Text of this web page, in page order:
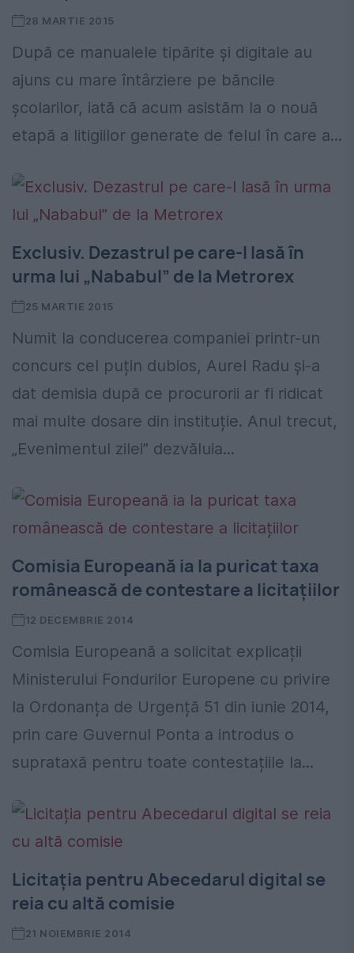
28 MARTIE 2015
După ce manualele tipărite și digitale au
ajuns cu mare întârziere pe băncile
școlarilor, iată că acum asistăm la o nouă
etapă a litigiilor generate de felul în care a...
Exclusiv. Dezastrul pe care-l lasă în
urma lui „Nababul” de la Metrorex
25 MARTIE 2015
Numit la conducerea companiei printr-un
concurs cel puțin dubios, Aurel Radu și-a
dat demisia după ce procurorii ar fi ridicat
mai multe dosare din instituție. Anul trecut,
„Evenimentul zilei” dezvăluia...
Comisia Europeană ia la puricat taxa
românească de contestare a licitațiilor
12 DECEMBRIE 2014
Comisia Europeană a solicitat explicații
Ministerului Fondurilor Europene cu privire
la Ordonanța de Urgență 51 din iunie 2014,
prin care Guvernul Ponta a introdus o
suprataxă pentru toate contestațiile la...
Licitația pentru Abecedarul digital se
reia cu altă comisie
21 NOIEMBRIE 2014